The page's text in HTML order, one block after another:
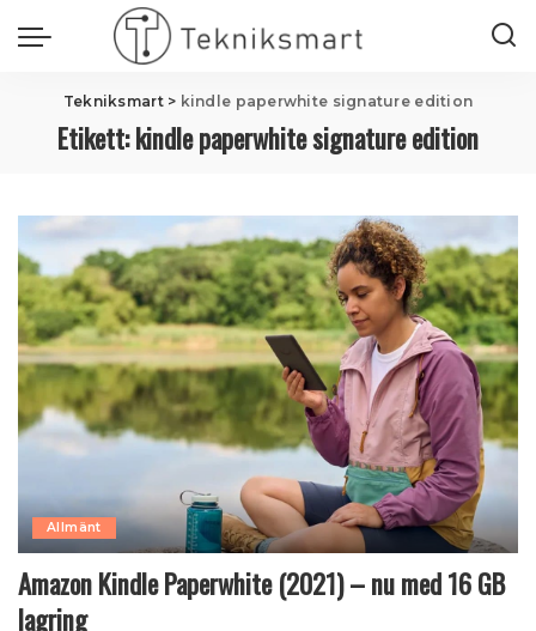
Tekniksmart> kindle paperwhite signature edition
Etikett:kindle paperwhite signature edition
Allmänt
Amazon Kindle Paperwhite (2021) – nu med 16 GB
lagring